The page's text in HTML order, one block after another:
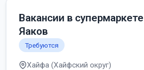
Вакансии в
Яаков
Требуются
Хайфа (Хайфский округ)